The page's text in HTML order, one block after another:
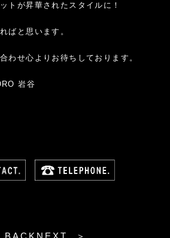
トが昇華されたスタイルに！
ばと思います。
わせ心よりお待ちしております。
岩谷
BACK NEXT ＞